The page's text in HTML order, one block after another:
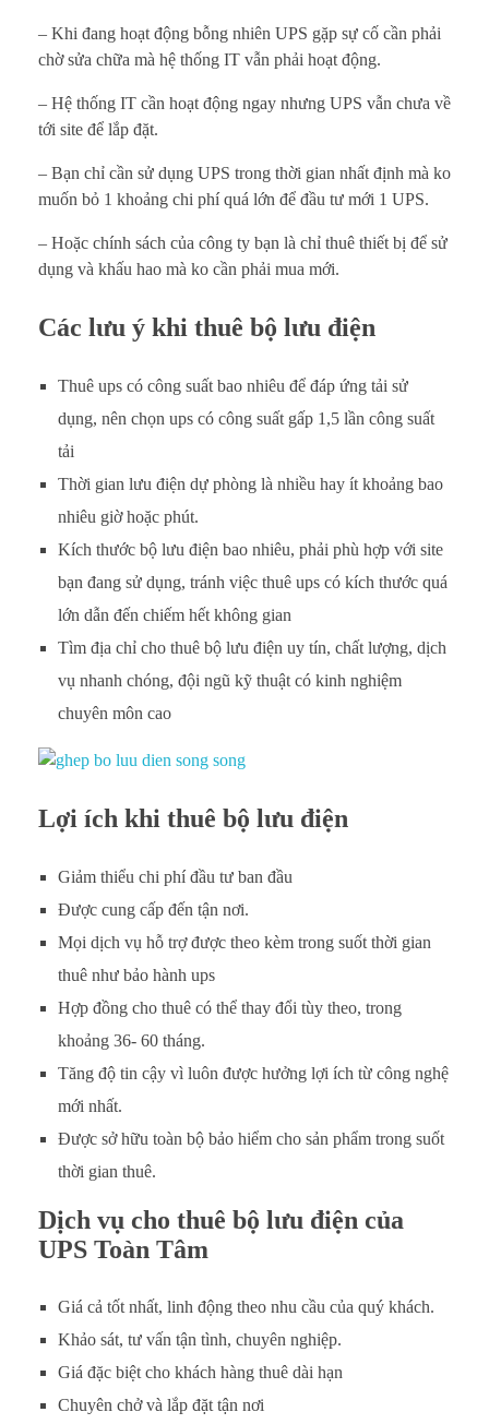
n
u
s
g
i
á
r
– Khi đang hoạt động bỗng nhiên UPS gặp sự cố cần phải
chờ sửa chữa mà hệ thống IT vẫn phải hoạt động.
– Hệ thống IT cần hoạt động ngay nhưng UPS vẫn chưa về
tới site để lắp đặt.
– Bạn chỉ cần sử dụng UPS trong thời gian nhất định mà ko
muốn bỏ 1 khoảng chi phí quá lớn để đầu tư mới 1 UPS.
– Hoặc chính sách của công ty bạn là chỉ thuê thiết bị để sử
dụng và khấu hao mà ko cần phải mua mới.
Các lưu ý khi thuê bộ lưu điện
Thuê ups có công suất bao nhiêu để đáp ứng tải sử
dụng, nên chọn ups có công suất gấp 1,5 lần công suất
tải
Thời gian lưu điện dự phòng là nhiều hay ít khoảng bao
nhiêu giờ hoặc phút.
Kích thước bộ lưu điện bao nhiêu, phải phù hợp với site
bạn đang sử dụng, tránh việc thuê ups có kích thước quá
lớn dẫn đến chiếm hết không gian
Tìm địa chỉ cho thuê bộ lưu điện uy tín, chất lượng, dịch
vụ nhanh chóng, đội ngũ kỹ thuật có kinh nghiệm
chuyên môn cao
Lợi ích khi thuê bộ lưu điện
Giảm thiểu chi phí đầu tư ban đầu
Được cung cấp đến tận nơi.
Mọi dịch vụ hỗ trợ được theo kèm trong suốt thời gian
thuê như bảo hành ups
Hợp đồng cho thuê có thể thay đổi tùy theo, trong
khoảng 36- 60 tháng.
Tăng độ tin cậy vì luôn được hưởng lợi ích từ công nghệ
mới nhất.
Được sở hữu toàn bộ bảo hiểm cho sản phẩm trong suốt
thời gian thuê.
Dịch vụ cho thuê bộ lưu điện của
UPS Toàn Tâm
Giá cả tốt nhất, linh động theo nhu cầu của quý khách.
Khảo sát, tư vấn tận tình, chuyên nghiệp.
Giá đặc biệt cho khách hàng thuê dài hạn
Chuyên chở và lắp đặt tận nơi